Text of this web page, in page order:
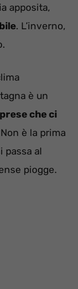
apposita,
. L’inverno,
è un
che ci
è la prima
passa al
piogge.